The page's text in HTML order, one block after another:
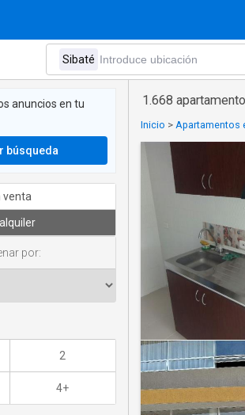
1.668
Inicio > Apartamentos
anuncios en tu
búsqueda
venta
por:
2
4+